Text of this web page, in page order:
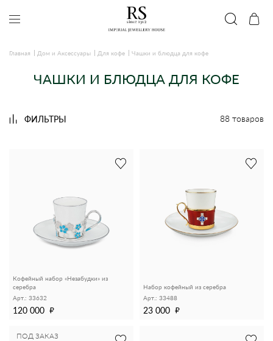
Главная Дом и Аксессуары Для кофе Чашки и блюдца для кофе
ЧАШКИ И БЛЮДЦА ДЛЯ КОФЕ
ФИЛЬТРЫ 88 товаров
Кофейный набор «Незабудки» из
серебра
Арт.: 33632
120 000
Набор кофейный из серебра
Арт.: 33488
23 000
ПОД ЗАКАЗ